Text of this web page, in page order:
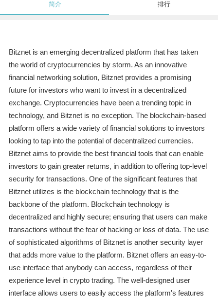
简介 排行
Bitznet is an emerging decentralized platform that has taken
the world of cryptocurrencies by storm. As an innovative
financial networking solution, Bitznet provides a promising
future for investors who want to invest in a decentralized
exchange. Cryptocurrencies have been a trending topic in
technology, and Bitznet is no exception. The blockchain-based
platform offers a wide variety of financial solutions to investors
looking to tap into the potential of decentralized currencies.
Bitznet aims to provide the best financial tools that can enable
investors to gain greater returns, in addition to offering top-level
security for transactions. One of the significant features that
Bitznet utilizes is the blockchain technology that is the
backbone of the platform. Blockchain technology is
decentralized and highly secure; ensuring that users can make
transactions without the fear of hacking or loss of data. The use
of sophisticated algorithms of Bitznet is another security layer
that adds more value to the platform. Bitznet offers an easy-to-
use interface that anybody can access, regardless of their
experience level in crypto trading. The well-designed user
interface allows users to easily access the platform's features